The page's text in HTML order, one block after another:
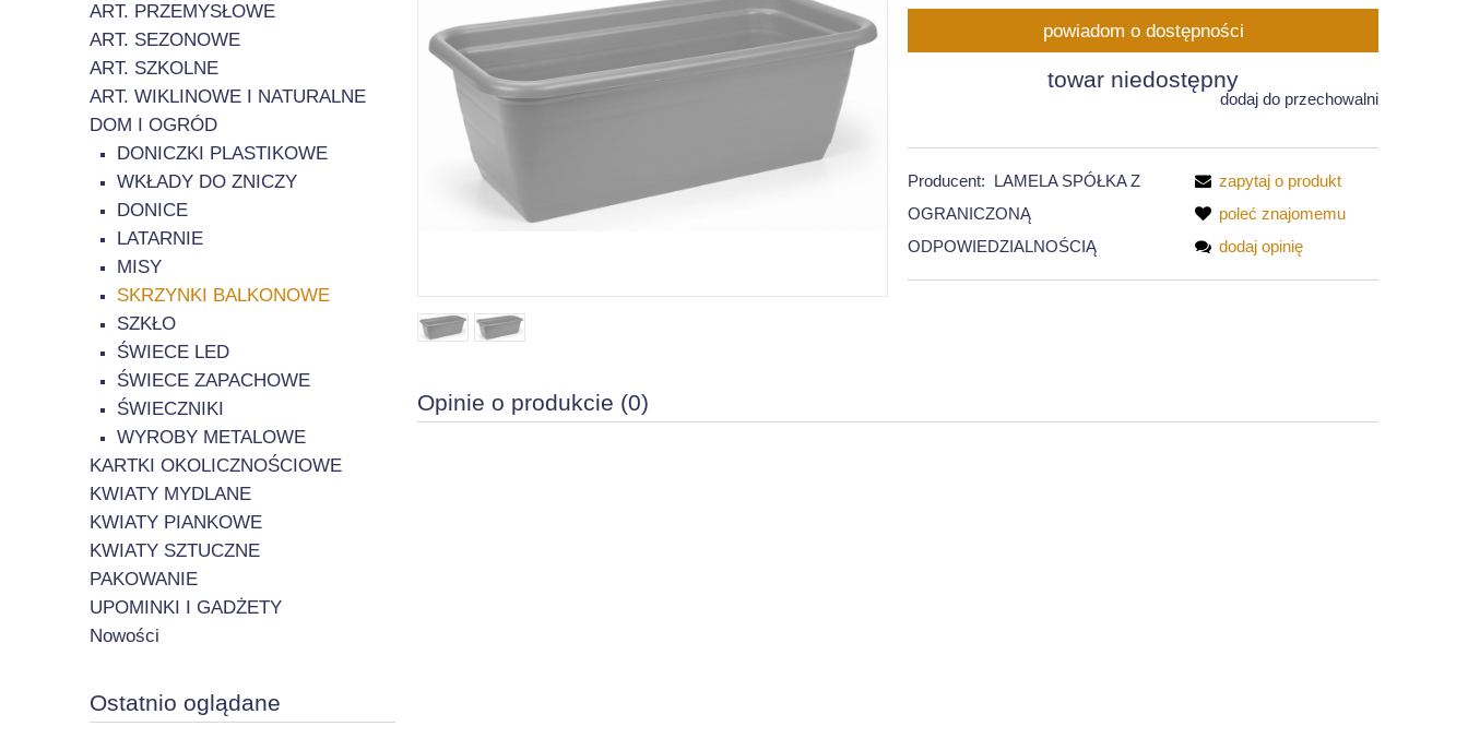
ART. PRZEMYSŁOWE
ART. SEZONOWE
ART. SZKOLNE
ART. WIKLINOWE I NATURALNE
DOM I OGRÓD
DONICZKI PLASTIKOWE
WKŁADY DO ZNICZY
DONICE
LATARNIE
MISY
SKRZYNKI BALKONOWE
SZKŁO
ŚWIECE LED
ŚWIECE ZAPACHOWE
ŚWIECZNIKI
WYROBY METALOWE
KARTKI OKOLICZNOŚCIOWE
KWIATY MYDLANE
KWIATY PIANKOWE
KWIATY SZTUCZNE
PAKOWANIE
UPOMINKI I GADŻETY
Nowości
Ostatnio oglądane
powiadom o dostępności
towar niedostępny
dodaj do przechowalni
Producent: LAMELA SPÓŁKA Z
OGRANICZONĄ
ODPOWIEDZIALNOŚCIĄ
zapytaj o produkt
poleć znajomemu
dodaj opinię
Opinie o produkcie (0)